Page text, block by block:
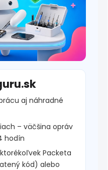
aj náhradné
– väčšina opráv
hodín
Packeta
kód) alebo